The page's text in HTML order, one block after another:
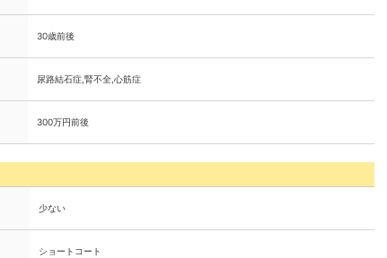
30歳前後
尿路結石症,腎不全,心筋症
300万円前後
少ない
ショートコート